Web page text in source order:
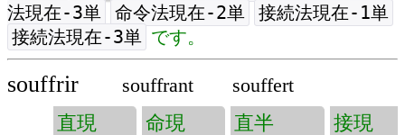
法現在-3単
命令法現在-2単
接続法現在-1単
接続法現在-3単 です。
souffrir souffrant souffert
直現
命現
直半
接現